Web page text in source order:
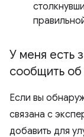
У меня есть
сообщить об
Если вы
связана с
добавить для